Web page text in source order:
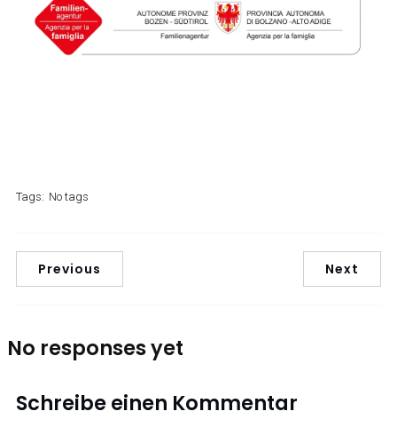
Tags: No tags
Previous Next
No responses yet
Schreibe einen Kommentar